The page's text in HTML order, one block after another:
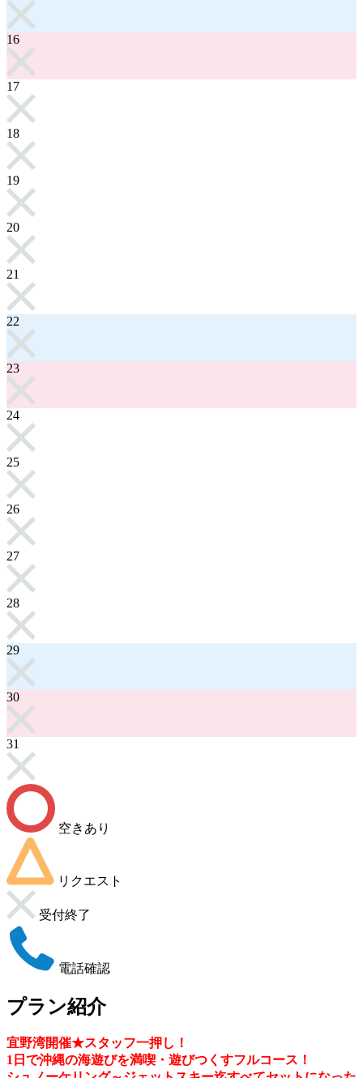
16
17
18
19
20
21
22
23
24
25
26
27
28
29
30
31
空きあり
リクエスト
受付終了
電話確認
プラン紹介
宜野湾開催★スタッフ一押し！
1日で沖縄の海遊びを満喫・遊びつくすフルコース！